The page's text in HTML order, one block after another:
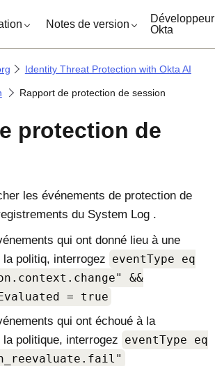
Notes de version
Développeur
Okta
Identity Threat Protection with Okta AI
Rapport de protection de session
protection de
les événements de protection de
du System Log .
qui ont donné lieu à une
la politiq, interrogez eventType eq
&&
= true
qui ont échoué à la
politique, interrogez eventType eq